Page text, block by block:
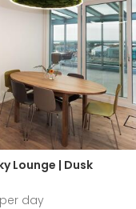
Lounge | Dusk
day